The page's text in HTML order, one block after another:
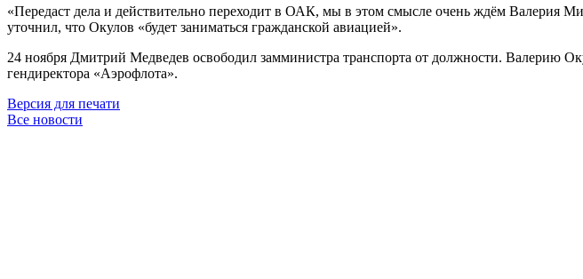
«Передаст дела и действительно переходит в ОАК, мы в этом смысле очень ждём
уточнил, что Окулов «будет заниматься гражданской авиацией».
24 ноября Дмитрий Медведев освободил замминистра транспорта от должности. Валерию
гендиректора «Аэрофлота».
Версия для печати
Все новости